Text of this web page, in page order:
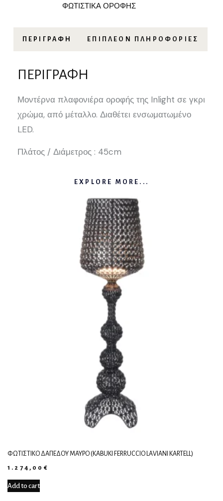
ΦΩΤΙΣΤΙΚΑ ΟΡΟΦΗΣ
ΠΕΡΙΓΡΑΦΉ ΕΠΙΠΛΈΟΝ ΠΛΗΡΟΦΟΡΊΕΣ
ΠΕΡΙΓΡΑΦΉ
Μοντέρνα πλαφονιέρα οροφής της Inlight σε γκρι
χρώμα, από μέταλλο. Διαθέτει ενσωματωμένο
LED.
Πλάτος / Διάμετρος : 45cm
EXPLORE MORE...
ΦΩΤΙΣΤΙΚΌ ΔΑΠΈΔΟΥ ΜΑΎΡΟ (KABUKI FERRUCCIO LAVIANI KARTELL)
1.274,00 €
Add to cart